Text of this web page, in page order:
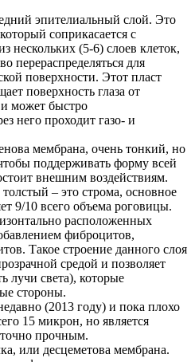
эпителиальный слой. Это
соприкасается с
нескольких (5-6) слоев клеток,
перераспределяться для
поверхности. Этот пласт
поверхность глаза от
может быстро
него проходит газо- и
мембрана, очень тонкий, но
поддерживать форму всей
внешним воздействиям.
– это строма, основное
9/10 всего объема роговицы.
расположенных
фиброцитов,
Такое строение данного слоя
средой и позволяет
лучи света), которые
стороны.
(2013 году) и пока плохо
15 микрон, но является
прочным.
или десцеметова мембрана.